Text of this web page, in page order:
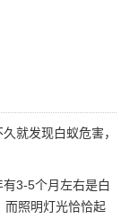
就发现白蚁危害，
3-5个月左右是白
而照明灯光恰恰起